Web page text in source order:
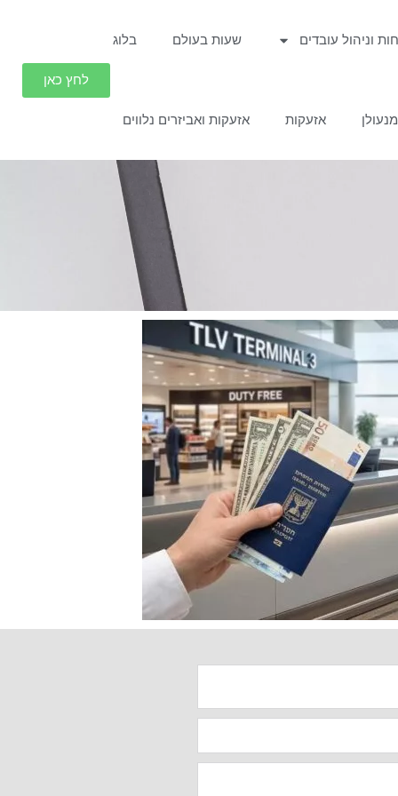
וניהול עובדים שעות בעולם בלוג
אזעקות אזעקות ואביזרים נלווים
לחץ כאן